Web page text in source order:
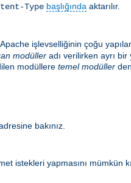
Type başlığında aktarılır.
işlevselliğinin çoğu
modüller adı verilirken ayrı
modüllere temel modüller
bakınız.
istekleri yapmasını